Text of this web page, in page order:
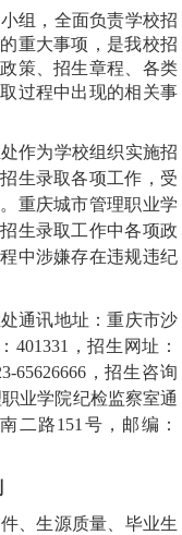
组，全面负责学校招
重大事项，是我校招
策、招生章程、各类
过程中出现的相关事
作为学校组织实施招
生录取各项工作，受
重庆城市管理职业学
生录取工作中各项政
中涉嫌存在违规违纪
通讯地址：重庆市沙
401331，招生网址：
65626666，招生咨询
职业学院纪检监察室通
二路151号，邮编：
、生源质量、毕业生